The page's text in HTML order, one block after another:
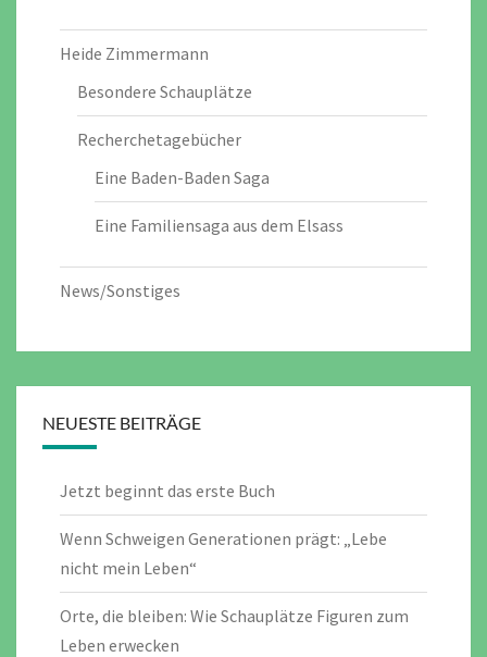
Heide Zimmermann
Besondere Schauplätze
Recherchetagebücher
Eine Baden-Baden Saga
Eine Familiensaga aus dem Elsass
News/Sonstiges
NEUESTE BEITRÄGE
Jetzt beginnt das erste Buch
Wenn Schweigen Generationen prägt: „Lebe
nicht mein Leben“
Orte, die bleiben: Wie Schauplätze Figuren zum
Leben erwecken